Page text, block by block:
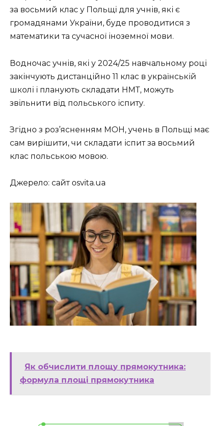
за восьмий клас у Польщі для учнів, які є
громадянами України, буде проводитися з
математики та сучасної іноземної мови.
Водночас учнів, які у 2024/25 навчальному році
закінчують дистанційно 11 клас в українській
школі і планують складати НМТ, можуть
звільнити від польського іспиту.
Згідно з роз’ясненням МОН, учень в Польщі має
сам вирішити, чи складати іспит за восьмий
клас польською мовою.
Джерело: сайт osvita.ua
Як обчислити площу прямокутника:
формула площі прямокутника